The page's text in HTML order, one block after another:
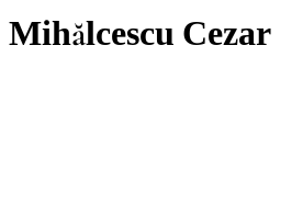
Mihălcescu Cezar